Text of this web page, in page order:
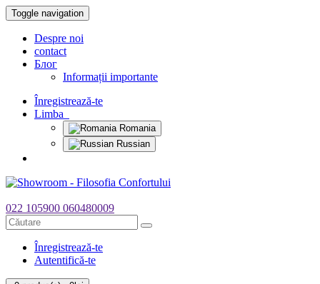
Toggle navigation
Despre noi
contact
Блог
Informații importante
Înregistrează-te
Limba
Romania
Russian
022 105900 060480009
Înregistrează-te
Autentifică-te